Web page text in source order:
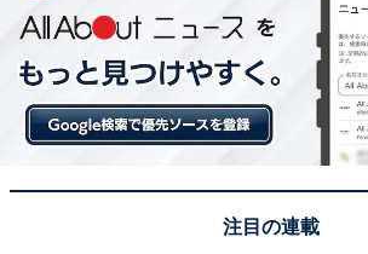
に応じて「4.5〜10％」は
いが……
注目の連載